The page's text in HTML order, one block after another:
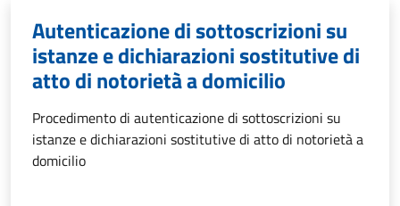
Autenticazione di sottoscrizioni su
istanze e dichiarazioni sostitutive di
atto di notorietà a domicilio
Procedimento di autenticazione di sottoscrizioni su
istanze e dichiarazioni sostitutive di atto di notorietà a
domicilio